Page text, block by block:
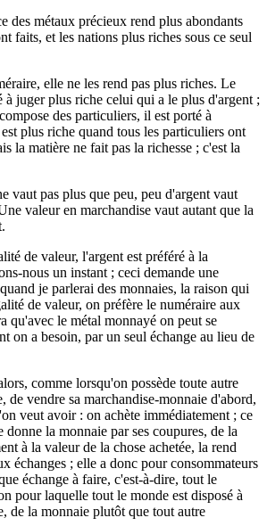
des métaux précieux rend plus abondants
faits, et les nations plus riches sous ce seul
elle ne les rend pas plus riches. Le
à juger plus riche celui qui a le plus d'argent ;
des particuliers, il est porté à
plus riche quand tous les particuliers ont
la matière ne fait pas la richesse ; c'est la
vaut pas plus que peu, peu d'argent vaut
valeur en marchandise vaut autant que la
de valeur, l'argent est préféré à la
nous un instant ; ceci demande une
je parlerai des monnaies, la raison qui
de valeur, on préfère le numéraire aux
qu'avec le métal monnayé on peut se
on a besoin, par un seul échange au lieu de
comme lorsqu'on possède toute autre
de vendre sa marchandise-monnaie d'abord,
veut avoir : on achète immédiatement ; ce
la monnaie par ses coupures, de la
à la valeur de la chose achetée, la rend
échanges ; elle a donc pour consommateurs
échange à faire, c'est-à-dire, tout le
pour laquelle tout le monde est disposé à
de la monnaie plutôt que tout autre